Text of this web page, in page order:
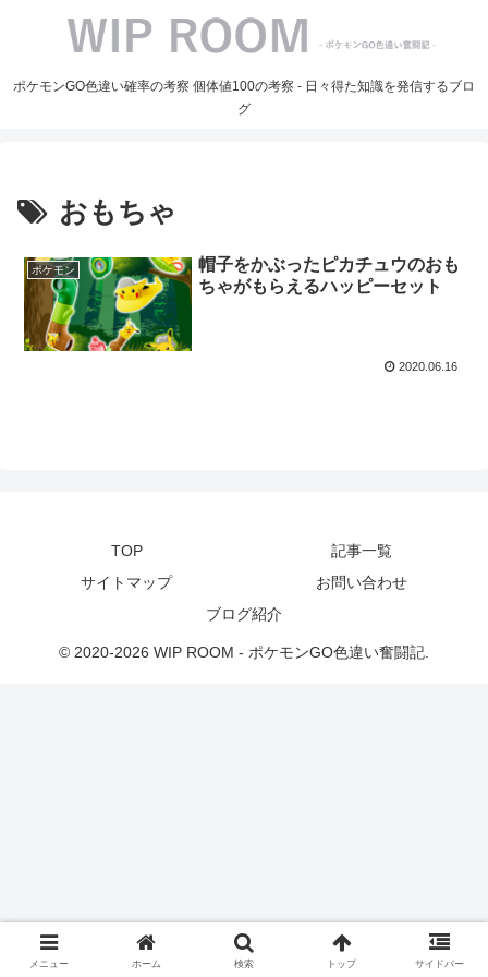
ポケモンGO色違い確率の考察 個体値100の考察 - 日々得た知識を発信するブロ
グ
おもちゃ
ポケモン
帽子をかぶったピカチュウのおも
ちゃがもらえるハッピーセット
2020.06.16
TOP
記事一覧
サイトマップ
お問い合わせ
ブログ紹介
© 2020-2026 WIP ROOM - ポケモンGO色違い奮闘記.
メニュー ホーム 検索 トップ サイドバー